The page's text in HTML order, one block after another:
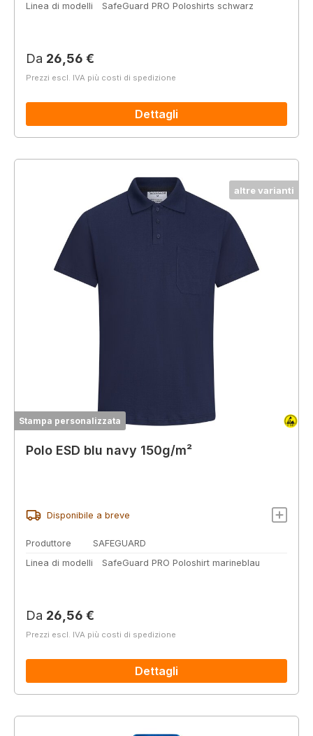
Linea di modelli
SafeGuard PRO Poloshirts schwarz
Prezzo normale:
Da 26,56 €
Prezzi escl. IVA più costi di spedizione
Dettagli
altre varianti
Stampa personalizzata
Polo ESD blu navy 150g/m²
Disponibile a breve
Produttore
SAFEGUARD
Linea di modelli
SafeGuard PRO Poloshirt marineblau
Prezzo normale:
Da 26,56 €
Prezzi escl. IVA più costi di spedizione
Dettagli